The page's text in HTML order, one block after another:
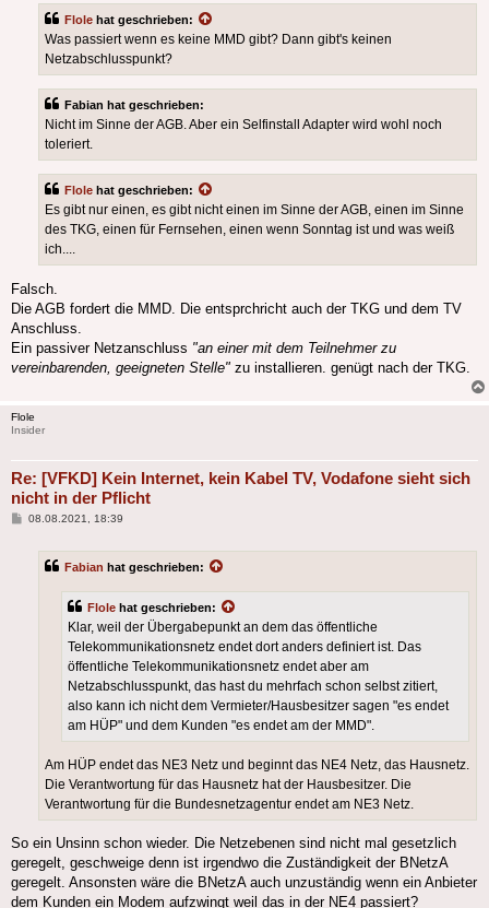
Flole hat geschrieben:
Was passiert wenn es keine MMD gibt? Dann gibt's keinen
Netzabschlusspunkt?
Fabian hat geschrieben:
Nicht im Sinne der AGB. Aber ein Selfinstall Adapter wird wohl noch
toleriert.
Flole hat geschrieben:
Es gibt nur einen, es gibt nicht einen im Sinne der AGB, einen im Sinne
des TKG, einen für Fernsehen, einen wenn Sonntag ist und was weiß
ich....
Falsch.
Die AGB fordert die MMD. Die entsprchricht auch der TKG und dem TV
Anschluss.
Ein passiver Netzanschluss "an einer mit dem Teilnehmer zu
vereinbarenden, geeigneten Stelle" zu installieren. genügt nach der TKG.
Flole
Insider
Re: [VFKD] Kein Internet, kein Kabel TV, Vodafone sieht sich
nicht in der Pflicht
Beitrag
08.08.2021, 18:39
Fabian hat geschrieben:
Flole hat geschrieben:
Klar, weil der Übergabepunkt an dem das öffentliche
Telekommunikationsnetz endet dort anders definiert ist. Das
öffentliche Telekommunikationsnetz endet aber am
Netzabschlusspunkt, das hast du mehrfach schon selbst zitiert,
also kann ich nicht dem Vermieter/Hausbesitzer sagen "es endet
am HÜP" und dem Kunden "es endet am der MMD".
Am HÜP endet das NE3 Netz und beginnt das NE4 Netz, das Hausnetz.
Die Verantwortung für das Hausnetz hat der Hausbesitzer. Die
Verantwortung für die Bundesnetzagentur endet am NE3 Netz.
So ein Unsinn schon wieder. Die Netzebenen sind nicht mal gesetzlich
geregelt, geschweige denn ist irgendwo die Zuständigkeit der BNetzA
geregelt. Ansonsten wäre die BNetzA auch unzuständig wenn ein Anbieter
dem Kunden ein Modem aufzwingt weil das in der NE4 passiert?